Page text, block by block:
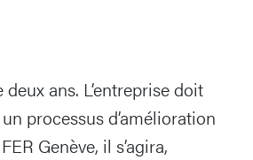
ans. L’entreprise doit
processus d’amélioration
Genève, il s’agira,